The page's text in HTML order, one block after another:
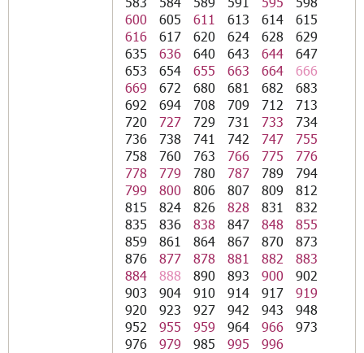
600
605 611 613 614
615
616
617 620 624 628
629
635
636 640 643 644
647
653
654 655 663 664
666
669
672 680 681 682
683
692
694 708 709 712
713
720
727 729 731 733
734
736
738 741 742 747
755
758
760 763 766 775
776
778
779 780 787 789
794
799
800 806 807 809
812
815
824 826 828 831
832
835
836 838 847 848
855
859
861 864 867 870
873
876
877 878 881 882
883
884
888 890 893 900
902
903
904 910 914 917
919
920
923 927 942 943
948
952
955 959 964 966
973
976
979 985 995 996